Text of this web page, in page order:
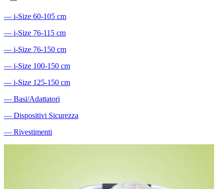
― i-Size 60-105 cm
― i-Size 76-115 cm
― i-Size 76-150 cm
― i-Size 100-150 cm
― i-Size 125-150 cm
― Basi/Adattatori
― Dispositivi Sicurezza
― Rivestimenti